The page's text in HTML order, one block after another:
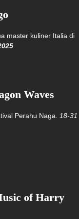
master kuliner Italia di
Waves
Perahu Naga.
18-31
of Harry